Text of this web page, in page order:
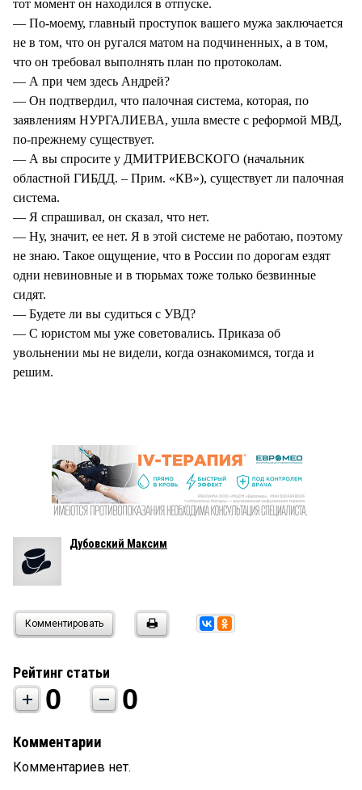
тот момент он находился в отпуске.
— По-моему, главный проступок вашего мужа заключается
не в том, что он ругался матом на подчиненных, а в том,
что он требовал выполнять план по протоколам.
— А при чем здесь Андрей?
— Он подтвердил, что палочная система, которая, по
заявлениям НУРГАЛИЕВА, ушла вместе с реформой МВД,
по-прежнему существует.
— А вы спросите у ДМИТРИЕВСКОГО (начальник
областной ГИБДД. – Прим. «КВ»), существует ли палочная
система.
— Я спрашивал, он сказал, что нет.
— Ну, значит, ее нет. Я в этой системе не работаю, поэтому
не знаю. Такое ощущение, что в России по дорогам ездят
одни невиновные и в тюрьмах тоже только безвинные
сидят.
— Будете ли вы судиться с УВД?
— С юристом мы уже советовались. Приказа об
увольнении мы не видели, когда ознакомимся, тогда и
решим.
Дубовский Максим
Комментировать
Рейтинг статьи
0 0
Комментарии
Комментариев нет.